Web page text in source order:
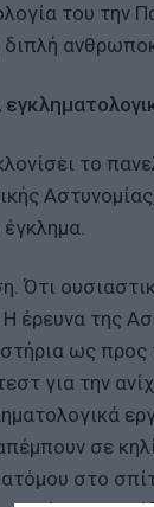
του
το
Ότι
Η έρευνα της
ως
για την
σε
στο